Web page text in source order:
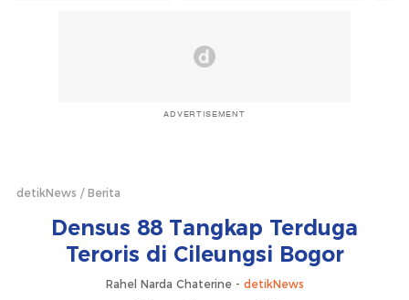
ADVERTISEMENT
detikNews Berita
Densus 88 Tangkap Terduga
Teroris di Cileungsi Bogor
Rahel Narda Chaterine - detikNews